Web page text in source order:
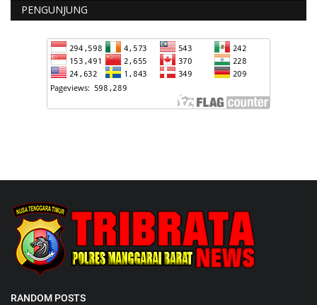
PENGUNJUNG
RANDOM POSTS